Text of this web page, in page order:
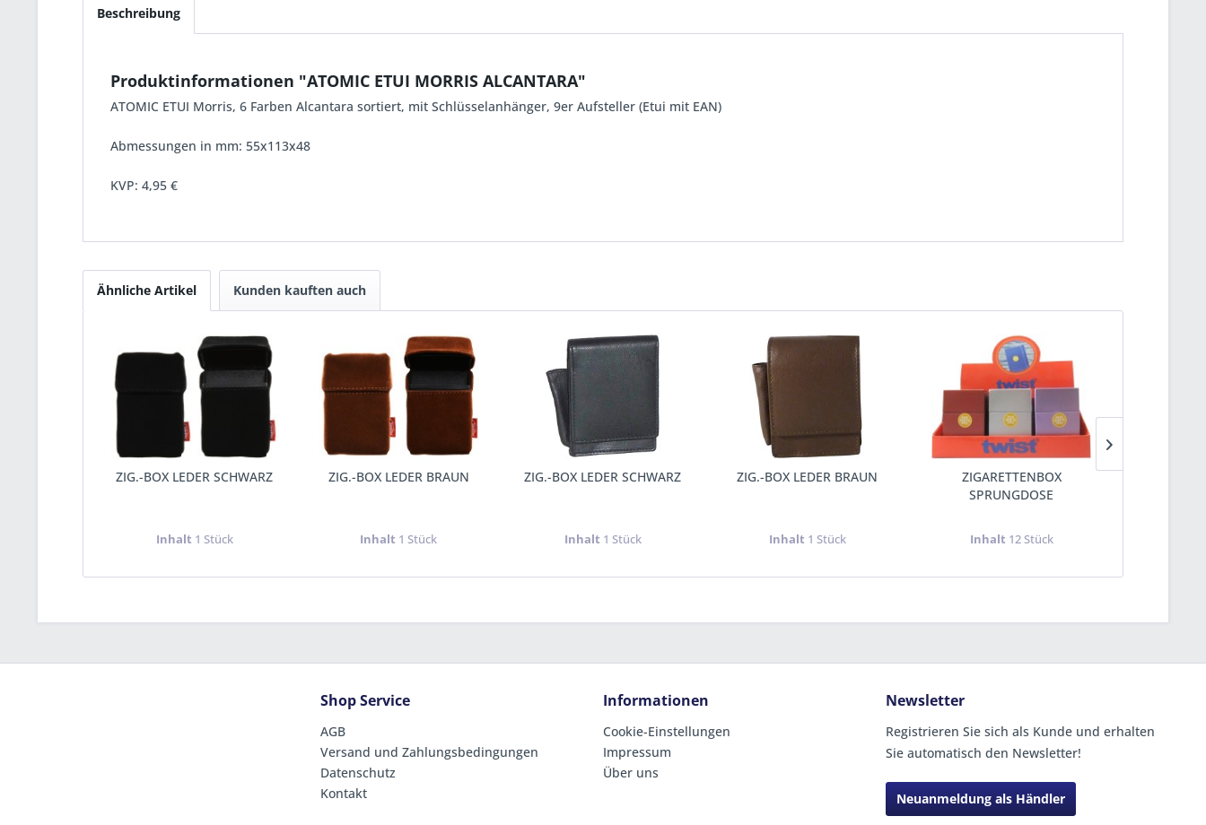
Beschreibung
Produktinformationen "ATOMIC ETUI MORRIS ALCANTARA"
ATOMIC ETUI Morris, 6 Farben Alcantara sortiert, mit Schlüsselanhänger, 9er Aufsteller (Etui mit EAN)
Abmessungen in mm: 55x113x48
KVP: 4,95 €
Ähnliche Artikel Kunden kauften auch
ZIG.-BOX LEDER SCHWARZ
Inhalt 1 Stück
ZIG.-BOX LEDER BRAUN
Inhalt 1 Stück
ZIG.-BOX LEDER SCHWARZ
Inhalt 1 Stück
ZIG.-BOX LEDER BRAUN
Inhalt 1 Stück
ZIGARETTENBOX
SPRUNGDOSE
Inhalt 12 Stück
Shop Service
AGB
Versand und Zahlungsbedingungen
Datenschutz
Kontakt
Informationen
Cookie-Einstellungen
Impressum
Über uns
Newsletter
Registrieren Sie sich als Kunde und erhalten
Sie automatisch den Newsletter!
Neuanmeldung als Händler